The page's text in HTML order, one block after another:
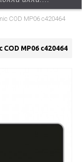
COD MP06 c420464
MP06 c420464